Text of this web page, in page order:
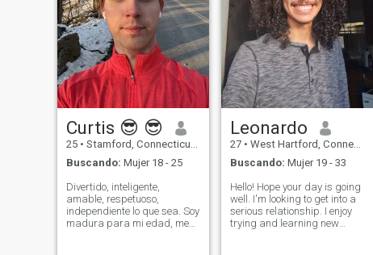
Curtis 😎 😎
25 • Stamford, Connecticut, Estados Unidos
Buscando: Mujer 18 - 25
Divertido, inteligente,
amable, respetuoso,
independiente lo que sea. Soy
madura para mi edad, me
Leonardo
27 • West Hartford, Connecticut, Estados Unidos
Buscando: Mujer 19 - 33
Hello! Hope your day is going
well. I'm looking to get into a
serious relationship. I enjoy
trying and learning new